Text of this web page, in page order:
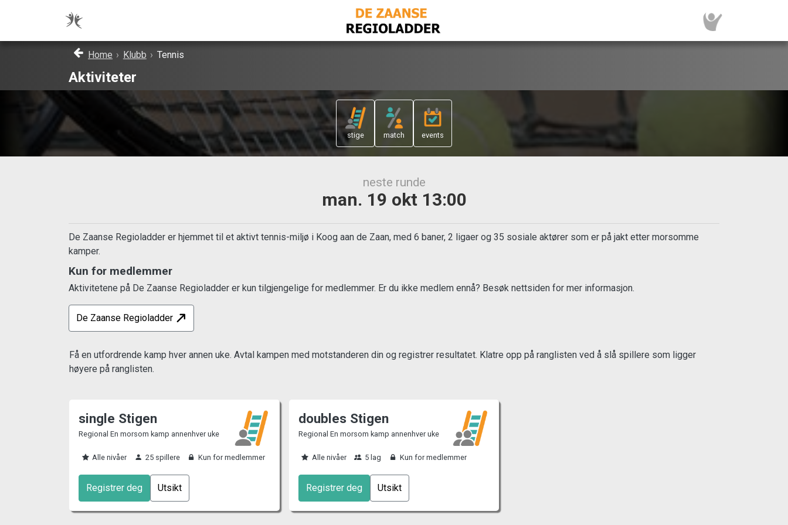
Home › Klubb › Tennis
Aktiviteter
stige match events
neste runde
man. 19 okt 13:00
De Zaanse Regioladder er hjemmet til et aktivt tennis-miljø i Koog aan de Zaan, med 6 baner, 2 ligaer og 35 sosiale aktører som er på jakt etter morsomme
kamper.
Kun for medlemmer
Aktivitetene på De Zaanse Regioladder er kun tilgjengelige for medlemmer. Er du ikke medlem ennå? Besøk nettsiden for mer informasjon.
De Zaanse Regioladder
Få en utfordrende kamp hver annen uke. Avtal kampen med motstanderen din og registrer resultatet. Klatre opp på ranglisten ved å slå spillere som ligger
høyere på ranglisten.
single Stigen
Regional En morsom kamp annenhver uke
Alle nivåer 25 spillere Kun for medlemmer
Registrer deg Utsikt
doubles Stigen
Regional En morsom kamp annenhver uke
Alle nivåer 5 lag Kun for medlemmer
Registrer deg Utsikt